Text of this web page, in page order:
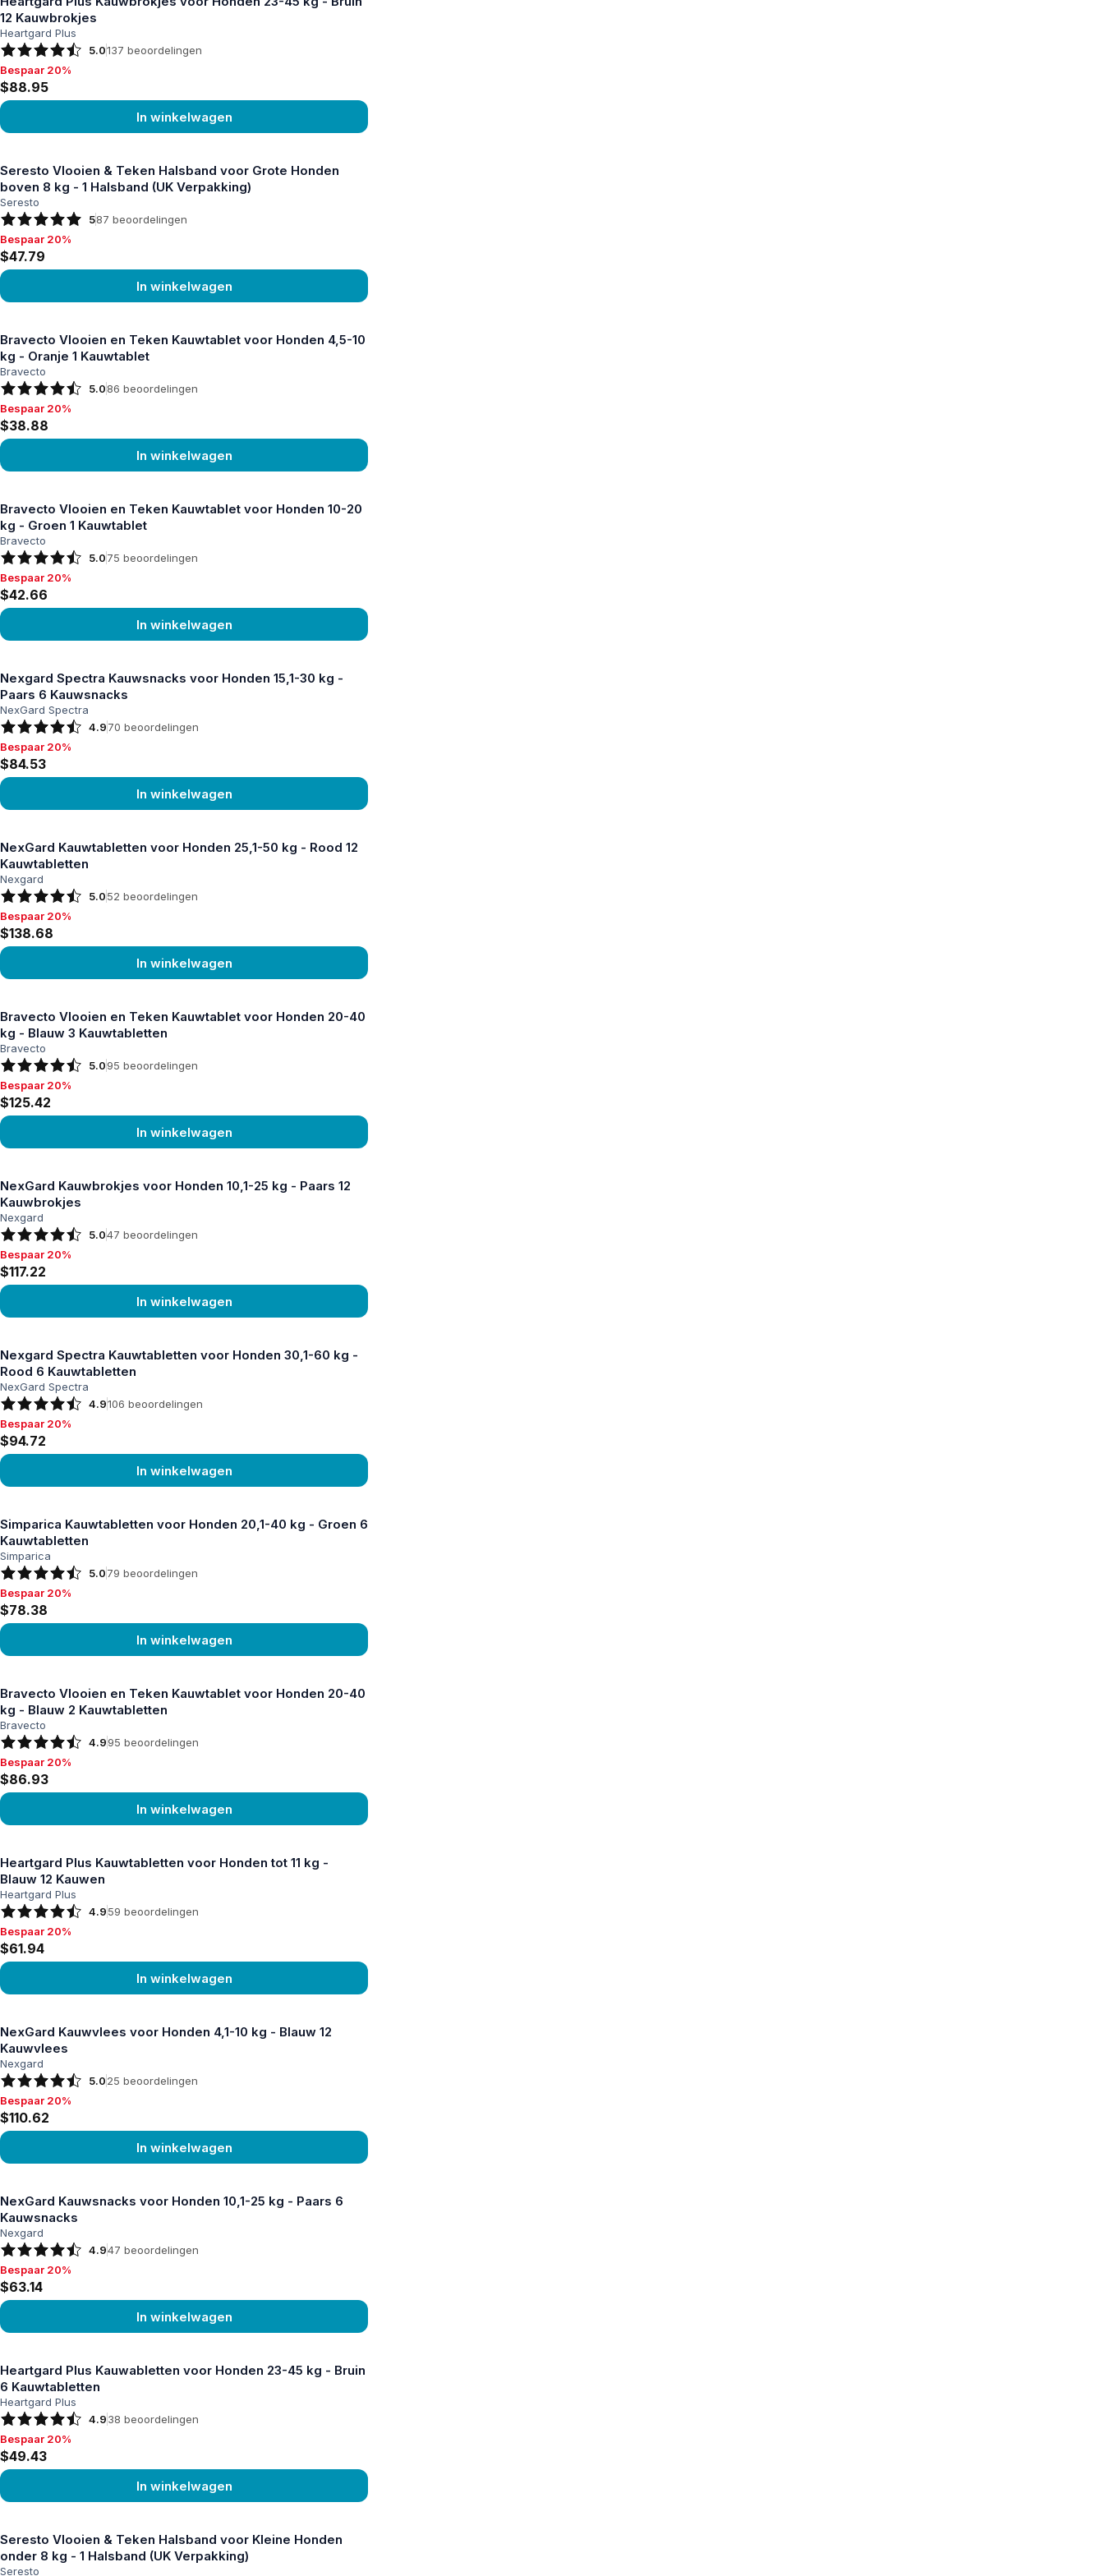
12 Kauwbrokjes
Heartgard Plus
5.0137 beoordelingen
Bespaar 20%, $88.95
Bespaar 20%
$88.95
In winkelwagen
Seresto Vlooien & Teken Halsband voor Grote Honden
boven 8 kg - 1 Halsband (UK Verpakking)
Seresto
587 beoordelingen
Bespaar 20%, $47.79
Bespaar 20%
$47.79
In winkelwagen
Bravecto Vlooien en Teken Kauwtablet voor Honden 4,5-10
kg - Oranje 1 Kauwtablet
Bravecto
5.086 beoordelingen
Bespaar 20%, $38.88
Bespaar 20%
$38.88
In winkelwagen
Bravecto Vlooien en Teken Kauwtablet voor Honden 10-20
kg - Groen 1 Kauwtablet
Bravecto
5.075 beoordelingen
Bespaar 20%, $42.66
Bespaar 20%
$42.66
In winkelwagen
Nexgard Spectra Kauwsnacks voor Honden 15,1-30 kg -
Paars 6 Kauwsnacks
NexGard Spectra
4.970 beoordelingen
Bespaar 20%, $84.53
Bespaar 20%
$84.53
In winkelwagen
NexGard Kauwtabletten voor Honden 25,1-50 kg - Rood 12
Kauwtabletten
Nexgard
5.052 beoordelingen
Bespaar 20%, $138.68
Bespaar 20%
$138.68
In winkelwagen
Bravecto Vlooien en Teken Kauwtablet voor Honden 20-40
kg - Blauw 3 Kauwtabletten
Bravecto
5.095 beoordelingen
Bespaar 20%, $125.42
Bespaar 20%
$125.42
In winkelwagen
NexGard Kauwbrokjes voor Honden 10,1-25 kg - Paars 12
Kauwbrokjes
Nexgard
5.047 beoordelingen
Bespaar 20%, $117.22
Bespaar 20%
$117.22
In winkelwagen
Nexgard Spectra Kauwtabletten voor Honden 30,1-60 kg -
Rood 6 Kauwtabletten
NexGard Spectra
4.9106 beoordelingen
Bespaar 20%, $94.72
Bespaar 20%
$94.72
In winkelwagen
Simparica Kauwtabletten voor Honden 20,1-40 kg - Groen 6
Kauwtabletten
Simparica
5.079 beoordelingen
Bespaar 20%, $78.38
Bespaar 20%
$78.38
In winkelwagen
Bravecto Vlooien en Teken Kauwtablet voor Honden 20-40
kg - Blauw 2 Kauwtabletten
Bravecto
4.995 beoordelingen
Bespaar 20%, $86.93
Bespaar 20%
$86.93
In winkelwagen
Heartgard Plus Kauwtabletten voor Honden tot 11 kg -
Blauw 12 Kauwen
Heartgard Plus
4.959 beoordelingen
Bespaar 20%, $61.94
Bespaar 20%
$61.94
In winkelwagen
NexGard Kauwvlees voor Honden 4,1-10 kg - Blauw 12
Kauwvlees
Nexgard
5.025 beoordelingen
Bespaar 20%, $110.62
Bespaar 20%
$110.62
In winkelwagen
NexGard Kauwsnacks voor Honden 10,1-25 kg - Paars 6
Kauwsnacks
Nexgard
4.947 beoordelingen
Bespaar 20%, $63.14
Bespaar 20%
$63.14
In winkelwagen
Heartgard Plus Kauwabletten voor Honden 23-45 kg - Bruin
6 Kauwtabletten
Heartgard Plus
4.938 beoordelingen
Bespaar 20%, $49.43
Bespaar 20%
$49.43
In winkelwagen
Seresto Vlooien & Teken Halsband voor Kleine Honden
onder 8 kg - 1 Halsband (UK Verpakking)
Seresto